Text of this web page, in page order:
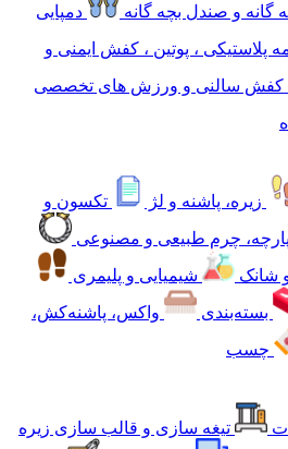
گانه و صندل بچه گانه
دمپایی
پلاستیکی ، پوتین ، کفش ایمنی و
کفش سالنی و ورزش های تخصصی
زیره، پاشنه و لژ
تکسون و
پارچه، چرم طبیعی و مصنوعی
شانک
شیمیایی و پلیمری
بسته‌بندی
واکس، پاشنه‌کش،
چسب
تیغه سازی و قالب سازی زیره